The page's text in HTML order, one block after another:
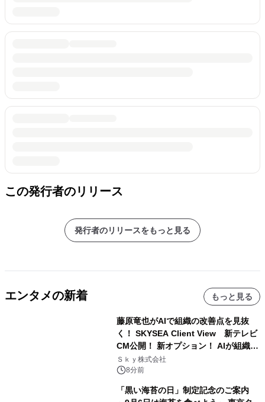
この発行者のリリース
発行者のリリースをもっと見る
エンタメの新着 もっと見る
藤原竜也がAIで組織の改善点を見抜
く！ SKYSEA Client View 新テレビ
CM公開！ 新オプション！ AIが組織の
業務実態を分析し労務改善を支援。 藤
原竜也メイキング動画公開 「もしAIが
る自信がある」「昨年の夏はカブトム
Ｓｋｙ株式会社
8分前
「黒い海苔の日」制定記念のご案内